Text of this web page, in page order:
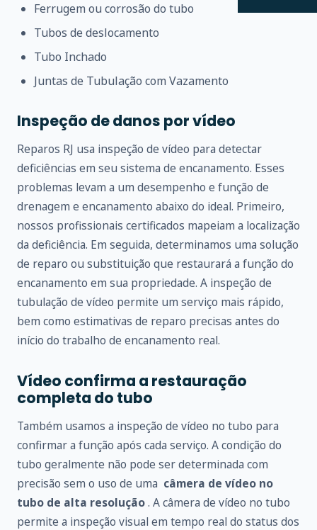
Ferrugem ou corrosão do tubo
Tubos de deslocamento
Tubo Inchado
Juntas de Tubulação com Vazamento
Inspeção de danos por vídeo
Reparos RJ usa inspeção de vídeo para detectar
deficiências em seu sistema de encanamento. Esses
problemas levam a um desempenho e função de
drenagem e encanamento abaixo do ideal. Primeiro,
nossos profissionais certificados mapeiam a localização
da deficiência. Em seguida, determinamos uma solução
de reparo ou substituição que restaurará a função do
encanamento em sua propriedade. A inspeção de
tubulação de vídeo permite um serviço mais rápido,
bem como estimativas de reparo precisas antes do
início do trabalho de encanamento real.
Vídeo confirma a restauração
completa do tubo
Também usamos a inspeção de vídeo no tubo para
confirmar a função após cada serviço. A condição do
tubo geralmente não pode ser determinada com
precisão sem o uso de uma câmera de vídeo no
tubo de alta resolução. A câmera de vídeo no tubo
permite a inspeção visual em tempo real do status dos